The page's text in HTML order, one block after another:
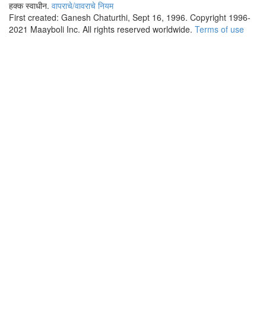
हक्क स्वाधीन. वापराचे/वावराचे नियम
First created: Ganesh Chaturthi, Sept 16, 1996. Copyright 1996-
2021 Maayboli Inc. All rights reserved worldwide. Terms of use